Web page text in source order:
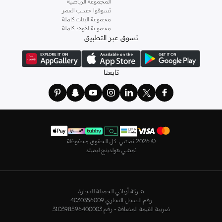
! اختاري من مجموعتنا قطعًا أنثوية مثل
، أو اقتني العبوات الاقتصادية التي تحتوي على كافة القطع الأساسية.
مريحة، بما في ذلك قمصان النوم والبيجامات من علامات
نعوميوغيرها.
استعدي لأجواء الصيف مع مجموعتنا من ملابس السباحة التي تضم كل ما تحتاجينه،
مستلزمات الشاطئ أو المسبح.
من علامات رائدة مثلتمبرلاندو لاكوست وغانتوجيوردانووغيرها، لتكون دائمًا في أبهى
صورة سواء كنت متوجهاً إلى عملك أو تقضي عطلة نهاية الأسبوع برفقة أصدقائك
ستجد لدينا في مجموعة التيشيرتات والقمصان كل ما تحتاجه مع مجموعة متنوعة من
وفي نزهاتك مع أصدقائك. واطلع على الكنزات والهوديز و
وألوان متعددة لتكون بكامل أناقتك في كافة المناسبات.
تسوقوا حسب العمر
مجموعة البنات كاملة
مجموعة الأولاد كاملة
تسوق عبر التطبيق
تابعنا
© 2026 نمشي. كل الحقوق محفوظة
نمشي هولدينج ليميتد
شركة أزيائي الجميلة للتجارة
رقم السجل التجاري 4030356009
ضريبة القيمة المضافة - رقم 310398596400003